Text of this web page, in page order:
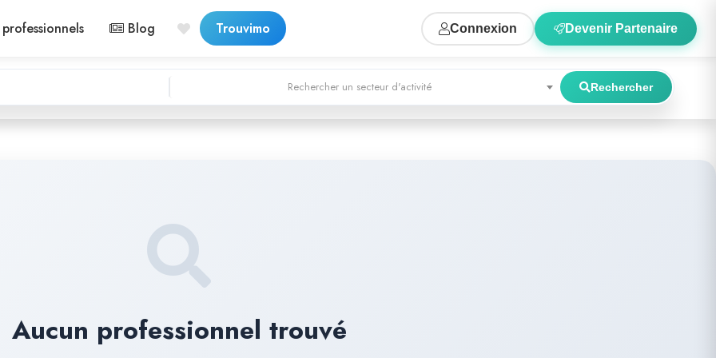
Blog Trouvimo Connexion Devenir Partenaire
Rechercher un secteur d'activité Rechercher
Aucun professionnel trouvé